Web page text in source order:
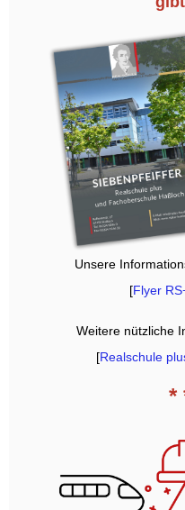
Unsere
[Flyer
Weitere nützliche
[Realschule
*